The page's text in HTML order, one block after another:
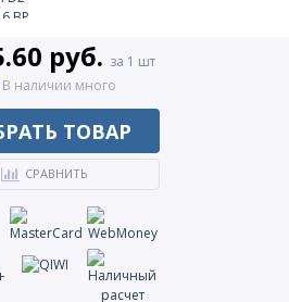
руб. за 1 шт
В наличии много
ТОВАР
СРАВНИТЬ